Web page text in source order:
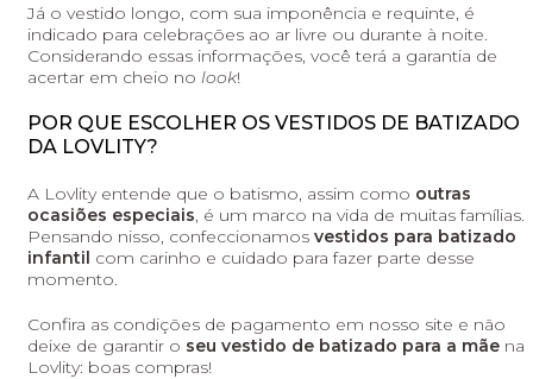
Já o vestido longo, com sua imponência e requinte, é
indicado para celebrações ao ar livre ou durante à noite.
Considerando essas informações, você terá a garantia de
acertar em cheio no look!
POR QUE ESCOLHER OS VESTIDOS DE BATIZADO
DA LOVLITY?
A Lovlity entende que o batismo, assim como outras
ocasiões especiais, é um marco na vida de muitas famílias.
Pensando nisso, confeccionamos vestidos para batizado
infantil com carinho e cuidado para fazer parte desse
momento.
Confira as condições de pagamento em nosso site e não
deixe de garantir o seu vestido de batizado para a mãe na
Lovlity: boas compras!